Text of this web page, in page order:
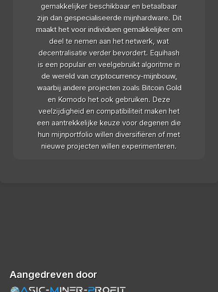
gemakkelijker beschikbaar en betaalbaar
zijn dan gespecialiseerde mijnhardware. Dit
maakt het voor individuen gemakkelijker om
deel te nemen aan het netwerk, wat
decentralisatie verder bevordert. Equihash
is een populair en veelgebruikt algoritme in
de wereld van cryptocurrency-mijnbouw,
waarbij andere projecten zoals Bitcoin Gold
en Komodo het ook gebruiken. Deze
veelzijdigheid en compatibiliteit maken het
een aantrekkelijke keuze voor degenen die
hun mijnportfolio willen diversifiëren of met
nieuwe projecten willen experimenteren.
Aangedreven door